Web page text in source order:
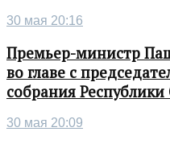
30 мая 20:16
Премьер-министр
во главе с
собрания
30 мая 20:09